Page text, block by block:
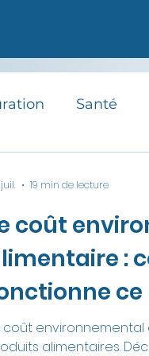
Santé
coût
:
visible
coût
alimentaires.
19 min de lecture